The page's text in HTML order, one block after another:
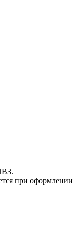
при оформлении